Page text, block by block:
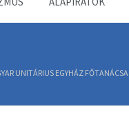
UNITÁRIUS EGYHÁZ FŐTANÁCSA